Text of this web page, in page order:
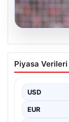
05.08.2026
Sörloth
ve
sahne
Piyasa Verileri
USD
EUR